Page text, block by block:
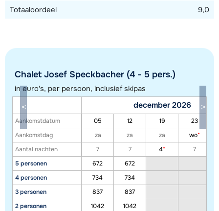
Toon alle accommodaties in dit gebied
Deze kaart geeft een indicatie van de ligging van onze accommodaties. De
exacte locatie kan enigszins afwijken.
Totaaloordeel 9,0
Chalet Josef Speckbacher (4 - 5 pers.)
in euro's, per persoon, inclusief skipas
Aankomstdatum
Aankomstdag
Aantal nachten
5 personen
4 personen
3 personen
2 personen
december 2026
05 12 19
23
za
za za wo*
7
7 4*
7
672
672
734
734
837
837
1042
1042